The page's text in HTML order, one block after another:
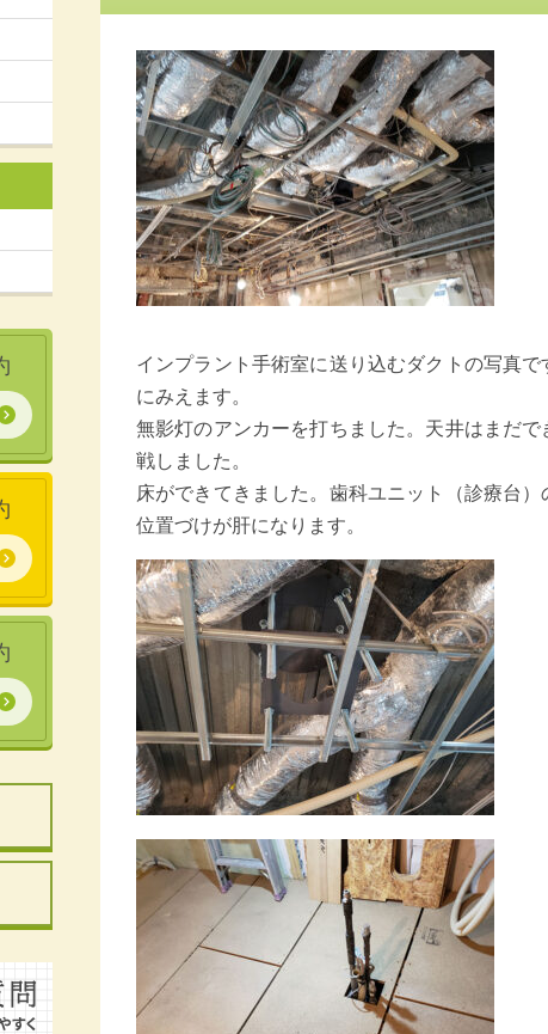
インプラント手術室に送り込むダクトの写真
にみえます。
無影灯のアンカーを打ちました。天井はまだ
戦しました。
床ができてきました。歯科ユニット（診療台
位置づけが肝になります。